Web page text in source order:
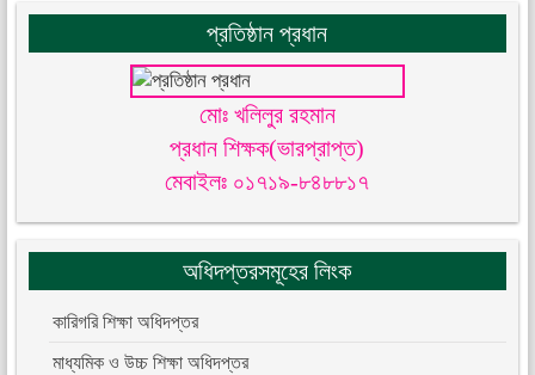
প্রতিষ্ঠান প্রধান
মোঃ খলিলুর রহমান
প্রধান শিক্ষক(ভারপ্রাপ্ত)
মেবাইলঃ ০১৭১৯-৮৪৮৮১৭
অধিদপ্তরসমূহের লিংক
কারিগরি শিক্ষা অধিদপ্তর
মাধ্যমিক ও উচ্চ শিক্ষা অধিদপ্তর